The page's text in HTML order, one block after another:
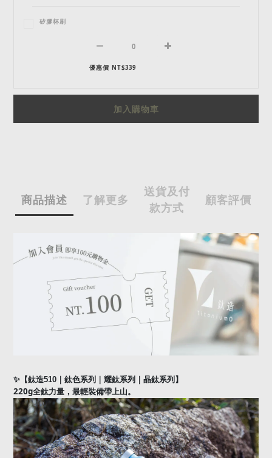
矽膠杯刷
優惠價 NT$339
加入購物車
商品描述 了解更多
送貨及付
款方式
顧客評價
✨ 【鈦造510 ｜鈦色系列｜耀鈦系列｜晶鈦系列】
220g全鈦力量，最輕裝備帶上山。